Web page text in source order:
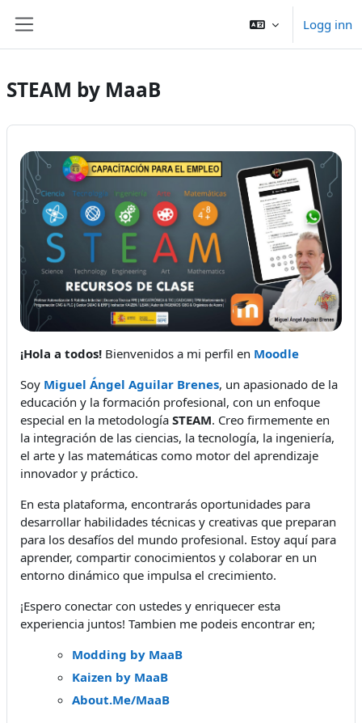
Logg inn
STEAM by MaaB
¡Hola a todos! Bienvenidos a mi perfil en Moodle
Soy Miguel Ángel Aguilar Brenes, un apasionado de la
educación y la formación profesional, con un enfoque
especial en la metodología STEAM. Creo firmemente en
la integración de las ciencias, la tecnología, la ingeniería,
el arte y las matemáticas como motor del aprendizaje
innovador y práctico.
En esta plataforma, encontrarás oportunidades para
desarrollar habilidades técnicas y creativas que preparan
para los desafíos del mundo profesional. Estoy aquí para
aprender, compartir conocimientos y colaborar en un
entorno dinámico que impulsa el crecimiento.
¡Espero conectar con ustedes y enriquecer esta
experiencia juntos! Tambien me podeis encontrar en;
Modding by MaaB
Kaizen by MaaB
About.Me/MaaB